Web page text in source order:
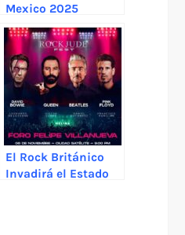
Mexico 2025
El Rock Británico
Invadirá el Estado